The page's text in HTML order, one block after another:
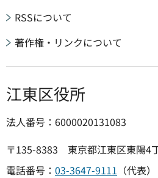
RSSについて
著作権・リンクについて
江東区役所
法人番号：6000020131083
〒135-8383 東京都江東区東陽4
電話番号： 03-3647-9111 （代表）